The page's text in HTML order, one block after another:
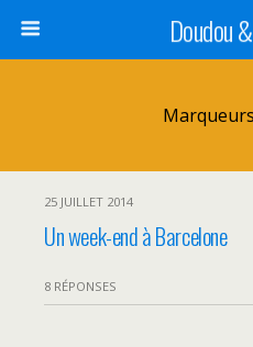
Doudou
25 JUILLET 2014
Un week-end à Barcelone
8 RÉPONSES